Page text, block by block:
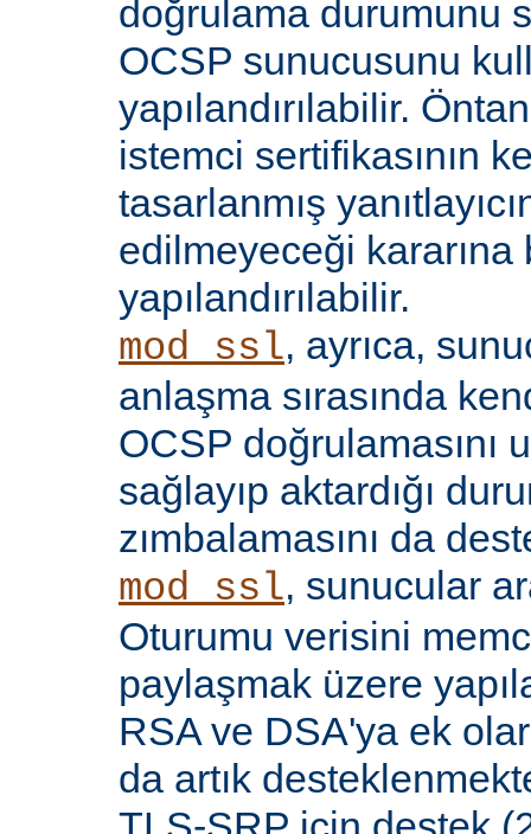
doğrulama durumunu
OCSP sunucusunu
yapılandırılabilir.
istemci sertifikasının
tasarlanmış
edilmeyeceği kararına
yapılandırılabilir.
mod_ssl, ayrıca,
anlaşma sırasında
OCSP doğrulamasını
sağlayıp aktardığı
zımbalamasını da
mod_ssl, sunucular
Oturumu verisini
paylaşmak üzere
RSA ve DSA'ya ek
da artık